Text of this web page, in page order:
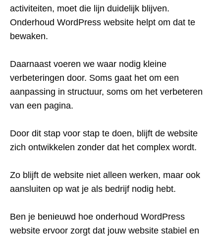
activiteiten, moet die lijn duidelijk blijven.
Onderhoud WordPress website helpt om dat te
bewaken.
Daarnaast voeren we waar nodig kleine
verbeteringen door. Soms gaat het om een
aanpassing in structuur, soms om het verbeteren
van een pagina.
Door dit stap voor stap te doen, blijft de website
zich ontwikkelen zonder dat het complex wordt.
Zo blijft de website niet alleen werken, maar ook
aansluiten op wat je als bedrijf nodig hebt.
Ben je benieuwd hoe onderhoud WordPress
website ervoor zorgt dat jouw website stabiel en